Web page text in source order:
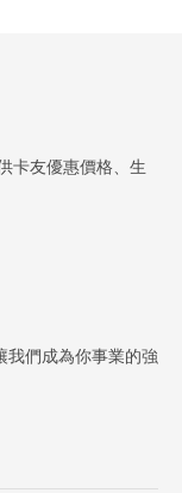
卡友優惠價格、生
我們成為你事業的強